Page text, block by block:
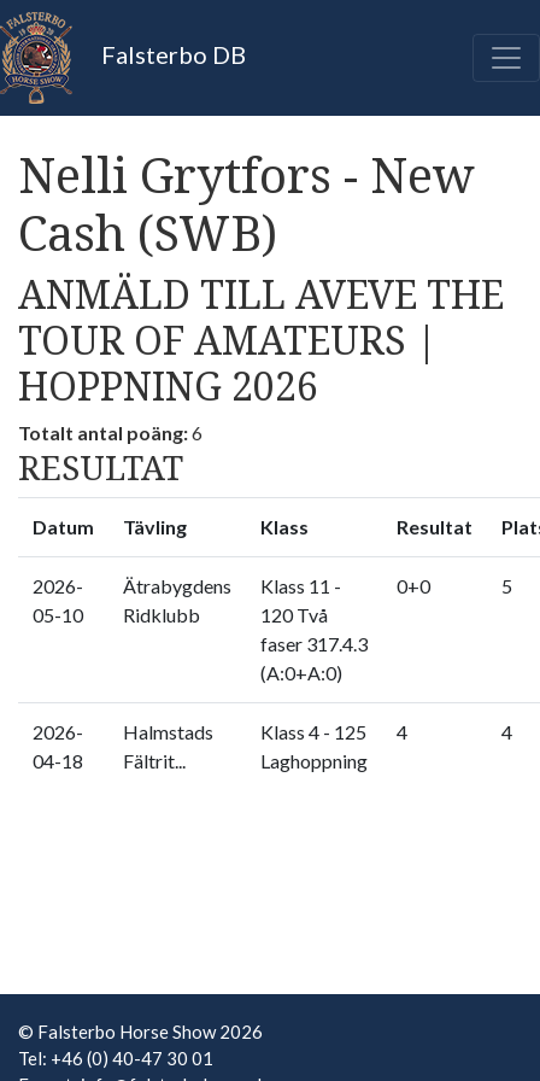
Falsterbo DB
Nelli Grytfors - New
Cash (SWB)
ANMÄLD TILL AVEVE THE
TOUR OF AMATEURS |
HOPPNING 2026
Totalt antal poäng:6
RESULTAT
Datum Tävling Klass Resultat
2026-
05-10
Ätrabygdens
Ridklubb
Klass 11 -
120 Två
faser 317.4.3
(A:0+A:0)
0+0 5
2026-
04-18
Halmstads
Fältrit...
Klass 4 - 125
Laghoppning
4 4
© Falsterbo Horse Show 2026
Tel: +46 (0) 40-47 30 01